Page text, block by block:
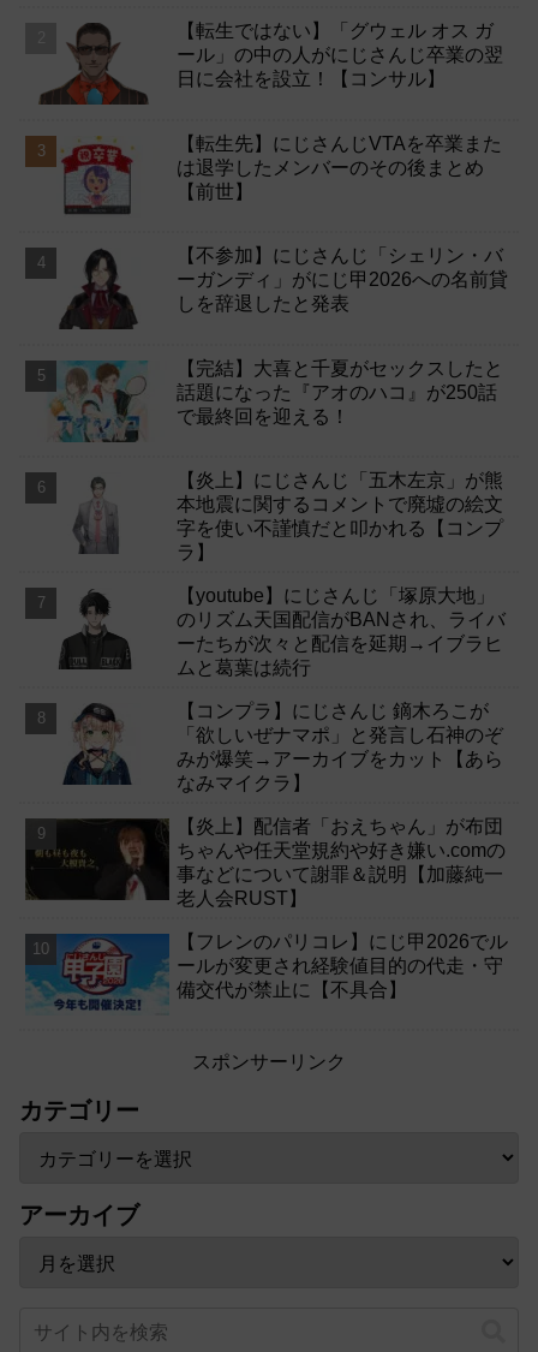
【転生ではない】「グウェル オス ガ
ール」の中の人がにじさんじ卒業の翌
日に会社を設立！【コンサル】
【転生先】にじさんじVTAを卒業また
は退学したメンバーのその後まとめ
【前世】
【不参加】にじさんじ「シェリン・バ
ーガンディ」がにじ甲2026への名前貸
しを辞退したと発表
【完結】大喜と千夏がセックスしたと
話題になった『アオのハコ』が250話
で最終回を迎える！
【炎上】にじさんじ「五木左京」が熊
本地震に関するコメントで廃墟の絵文
字を使い不謹慎だと叩かれる【コンプ
ラ】
【youtube】にじさんじ「塚原大地」
のリズム天国配信がBANされ、ライバ
ーたちが次々と配信を延期→イブラヒ
ムと葛葉は続行
【コンプラ】にじさんじ 鏑木ろこが
「欲しいぜナマポ」と発言し石神のぞ
みが爆笑→アーカイブをカット【あら
なみマイクラ】
【炎上】配信者「おえちゃん」が布団
ちゃんや任天堂規約や好き嫌い.comの
事などについて謝罪＆説明【加藤純一
老人会RUST】
【フレンのパリコレ】にじ甲2026でル
ールが変更され経験値目的の代走・守
備交代が禁止に【不具合】
スポンサーリンク